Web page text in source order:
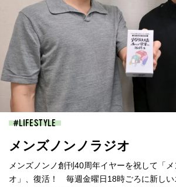
LIFESTYLE
メンズノンノラジオ
メンズノンノ創刊40周年イヤーを祝して「
オ」、復活！ 毎週金曜日18時ごろに新しい